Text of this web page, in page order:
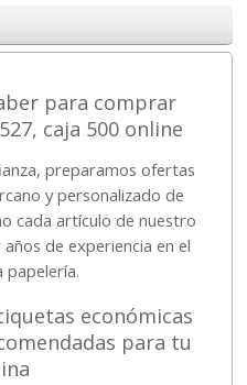
para comprar
caja 500 online
preparamos ofertas
y personalizado de
cada artículo de nuestro
de experiencia en el
papelería.
económicas
para tu